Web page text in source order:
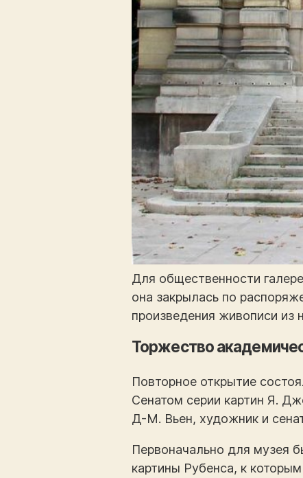
Для общественности
она закрылась по
произведения живописи из
Торжество
Повторное открытие
Сенатом серии картин Я.
Д-М. Вьен, художник и
Первоначально для музея
картины Рубенса, к